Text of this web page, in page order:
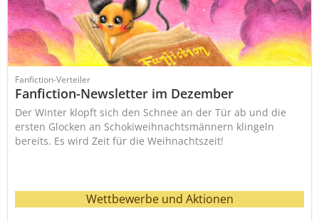
Fanfiction-Verteiler
Fanfiction-Newsletter im Dezember
Der Winter klopft sich den Schnee an der Tür ab und die
ersten Glocken an Schokiweihnachtsmännern klingeln
bereits. Es wird Zeit für die Weihnachtszeit!
Wettbewerbe und Aktionen